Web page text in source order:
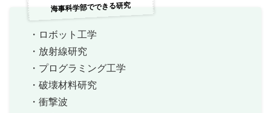
海事科学部でできる研究
・ロボット工学
・放射線研究
・プログラミング工学
・破壊材料研究
・衝撃波